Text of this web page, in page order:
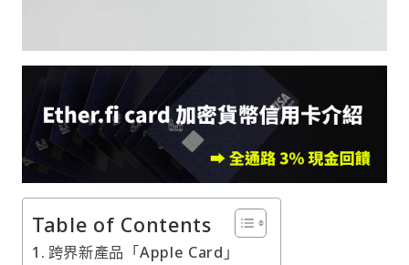
Table of Contents
跨界新產品「Apple Card」